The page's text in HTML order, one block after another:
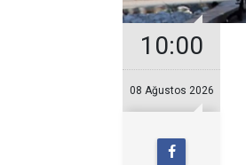
10:00
08 Ağustos 2026